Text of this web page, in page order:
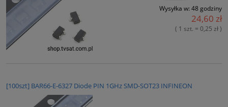
Wysyłka w: 48 godziny
24,60 zł
( 1 szt. = 0,25 zł )
[100szt] BAR66-E-6327 Diode PIN 1GHz SMD-SOT23 INFINEON